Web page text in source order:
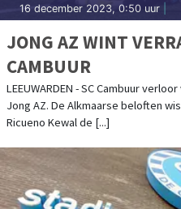
16 december 2023, 0:50 uur
JONG AZ WINT
CAMBUUR
LEEUWARDEN - SC Cambuur
Jong AZ. De Alkmaarse beloften
Ricueno Kewal de [...]